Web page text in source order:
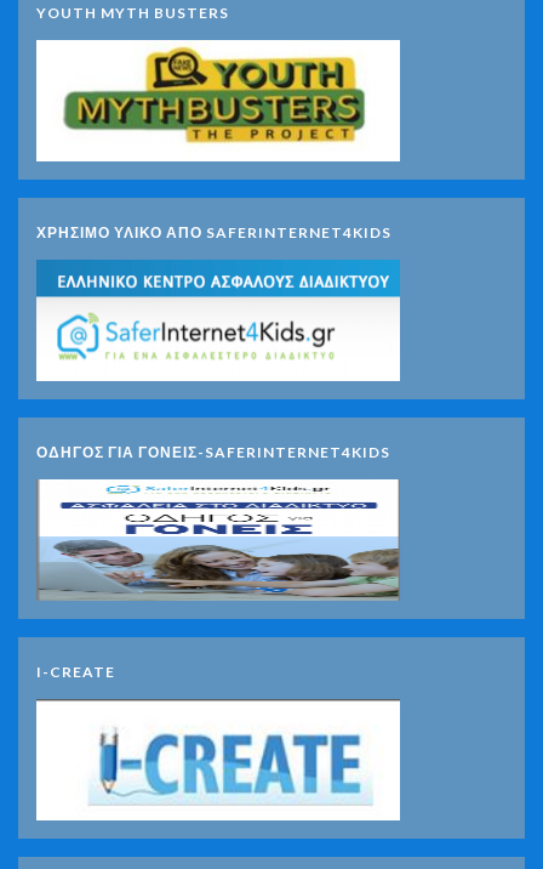
YOUTH MYTH BUSTERS
ΧΡΗΣΙΜΟ ΥΛΙΚΟ ΑΠΟ SAFERINTERNET4KIDS
ΟΔΗΓΟΣ ΓΙΑ ΓΟΝΕΙΣ-SAFERINTERNET4KIDS
I-CREATE